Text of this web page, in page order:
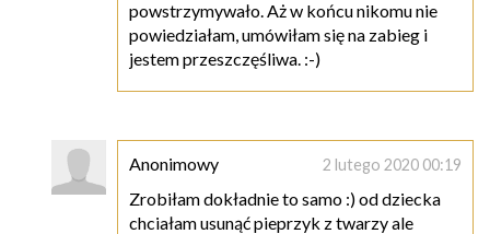
powstrzymywało. Aż w końcu nikomu nie
powiedziałam, umówiłam się na zabieg i
jestem przeszczęśliwa. :-)
Anonimowy 2 lutego 2020 00:19
Zrobiłam dokładnie to samo :) od dziecka
chciałam usunąć pieprzyk z twarzy ale